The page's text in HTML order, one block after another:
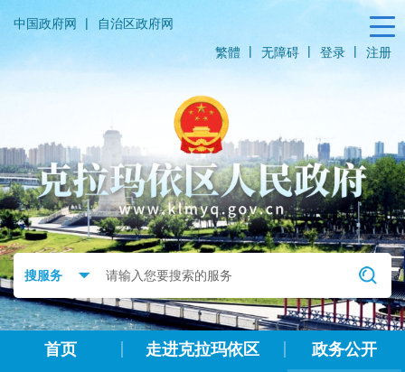
中国政府网 |
自治区政府网
繁體
| 无障碍 | 登录 | 注册
首页 走进克拉玛依区
政务公开